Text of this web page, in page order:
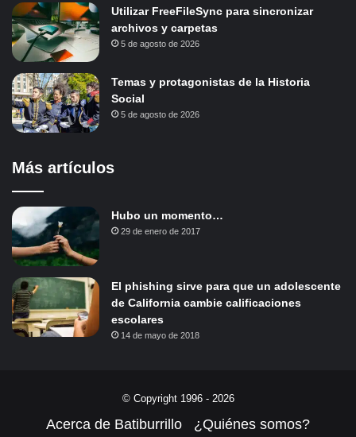
Utilizar FreeFileSync para sincronizar
archivos y carpetas
5 de agosto de 2026
Temas y protagonistas de la Historia
Social
5 de agosto de 2026
Más artículos
Hubo un momento…
29 de enero de 2017
El phishing sirve para que un adolescente
de California cambie calificaciones
escolares
14 de mayo de 2018
© Copyright 1996 - 2026
Acerca de Batiburrillo ¿Quiénes somos?